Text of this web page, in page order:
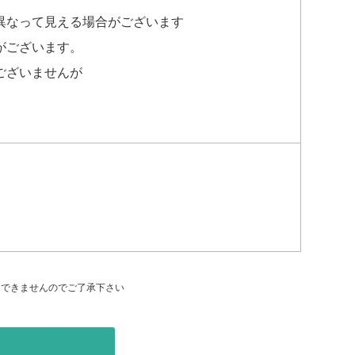
って見える場合がございます
ざいます。
ざいませんが
きませんのでご了承下さい